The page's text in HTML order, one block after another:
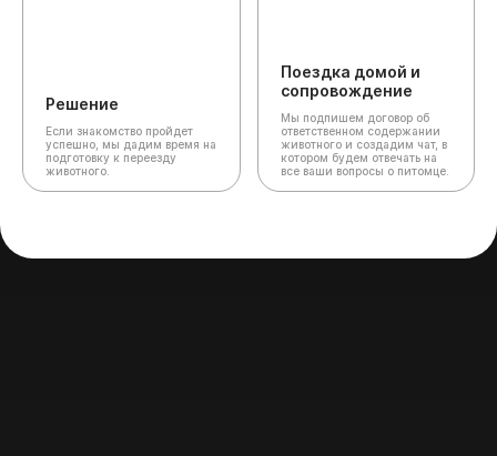
Решение
Если знакомство пройдет
успешно, мы дадим время на
подготовку к переезду
животного.
Поездка домой и
сопровождение
Мы подпишем договор об
ответственном содержании
животного и создадим чат, в
котором будем отвечать на
все ваши вопросы о питомце.